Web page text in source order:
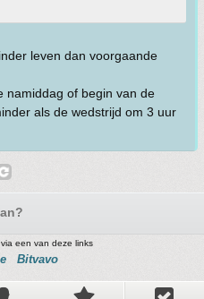
leven dan voorgaande
namiddag of begin van de
als de wedstrijd om 3 uur
een van deze links
Bitvavo